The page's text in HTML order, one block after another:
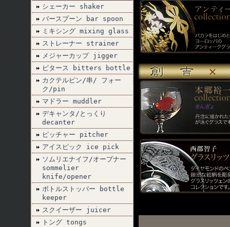
シェーカー shaker
バースプーン bar spoon
ミキシング mixing glass
ストレーナー strainer
メジャーカップ jigger
ビタース bitters bottle
カクテルピン/串/ フォー
ク/pin
マドラー muddler
デキャンタ/とっくり
decanter
ピッチャー pitcher
アイスピック ice pick
ソムリエナイフ/オープナー
sommelier
knife/opener
ボトルストッパー bottle
keeper
スクイーザー juicer
トング tongs